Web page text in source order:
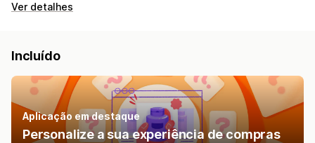
Ver detalhes
Incluído
Aplicação em destaque
Personalize a sua experiência de compras